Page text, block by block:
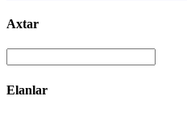
Axtar
Elanlar